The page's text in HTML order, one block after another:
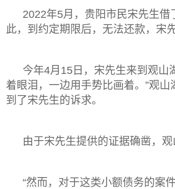
2022年5月，贵阳市民宋先生
此，到约定期限后，无法还款，宋
今年4月15日，宋先生来到观山
着眼泪，一边用手势比画着。”观
到了宋先生的诉求。
由于宋先生提供的证据确凿，观
“然而，对于这类小额债务的案